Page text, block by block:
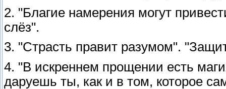
2. "Благие намерения могут
слёз".
3. "Страсть правит разумом".
4. "В искреннем прощении есть
даруешь ты, как и в том, которое